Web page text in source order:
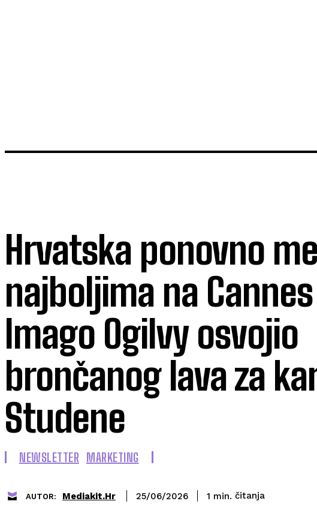
Hrvatska ponovno
najboljima na
Imago Ogilvy osvojio
brončanog lava za
Studene
NEWSLETTER MARKETING
AUTOR: Mediakit.hr 25/06/2026 1 min. čitanja